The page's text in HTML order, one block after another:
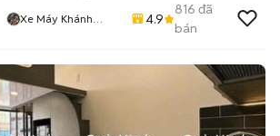
Xe Máy Khánh
4.9
816 đã
bán